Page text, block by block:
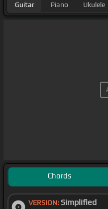
Guitar Piano Ukulele
Chords
VERSION: Simplified